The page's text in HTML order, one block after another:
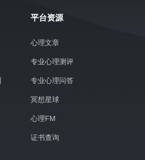
平台资源
心理文章
专业心理测评
专业心理问答
冥想星球
心理FM
证书查询